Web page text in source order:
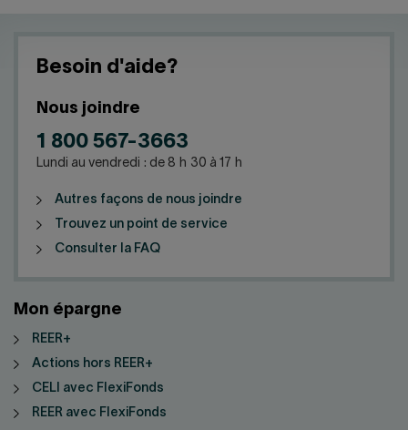
Besoin d'aide?
Nous joindre
1 800 567-3663
Lundi au vendredi : de 8 h 30 à 17 h
Autres façons de nous joindre
Trouvez un point de service
Consulter la FAQ
Mon épargne
REER+
Actions hors REER+
CELI avec FlexiFonds
REER avec FlexiFonds